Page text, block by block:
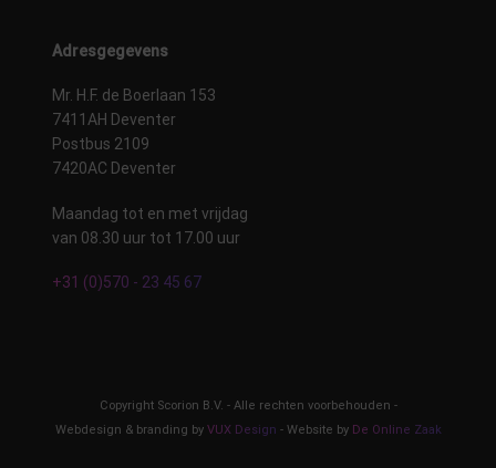
Adresgegevens
Mr. H.F. de Boerlaan 153
7411AH Deventer
Postbus 2109
7420AC Deventer
Maandag tot en met vrijdag
van 08.30 uur tot 17.00 uur
+31 (0)570 - 23 45 67
Copyright Scorion B.V. - Alle rechten voorbehouden -
Webdesign & branding by VUX Design - Website by De Online Zaak